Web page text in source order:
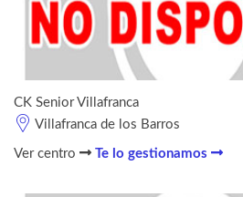
CK Senior Villafranca
Villafranca de los Barros
Ver centro Te lo gestionamos